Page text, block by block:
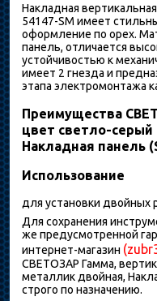
Накладная
54147-SM имеет
оформление по орех.
панель, отличается
устойчивостью к
имеет 2 гнезда и
этапа электромонтажа
Преимущества
цвет светло-
Накладная панель
Использование
для установки двойных
Для сохранения
же предусмотренной
интернет-магазин
СВЕТОЗАР Гамма,
металлик двойная,
строго по назначению.